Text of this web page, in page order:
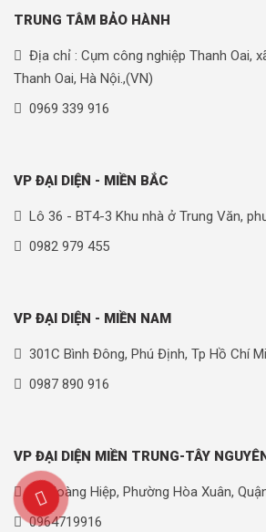
TRUNG TÂM BẢO HÀNH
Địa chỉ : Cụm công nghiệp Thanh Oai,
Thanh Oai, Hà Nội.,(VN)
0969 339 916
VP ĐẠI DIỆN - MIỀN BẮC
Lô 36 - BT4-3 Khu nhà ở Trung Văn,
0982 979 455
VP ĐẠI DIỆN - MIỀN NAM
301C Bình Đông, Phú Định, Tp Hồ Chí
0987 890 916
VP ĐẠI DIỆN MIỀN TRUNG-TÂY
90 Hoàng Hiệp, Phường Hòa Xuân,
0964719916